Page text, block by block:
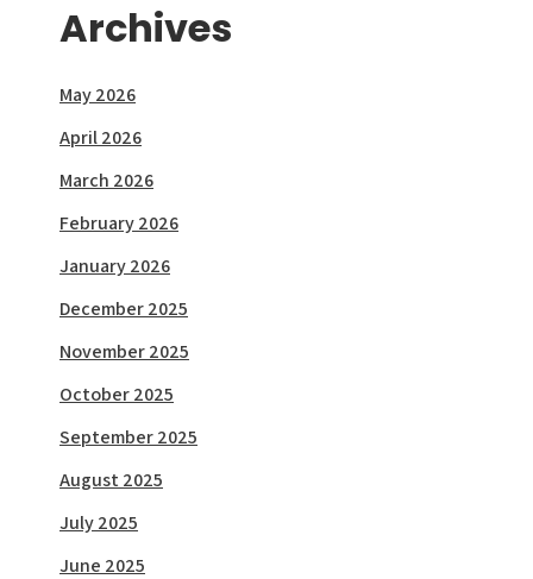
Archives
May 2026
April 2026
March 2026
February 2026
January 2026
December 2025
November 2025
October 2025
September 2025
August 2025
July 2025
June 2025